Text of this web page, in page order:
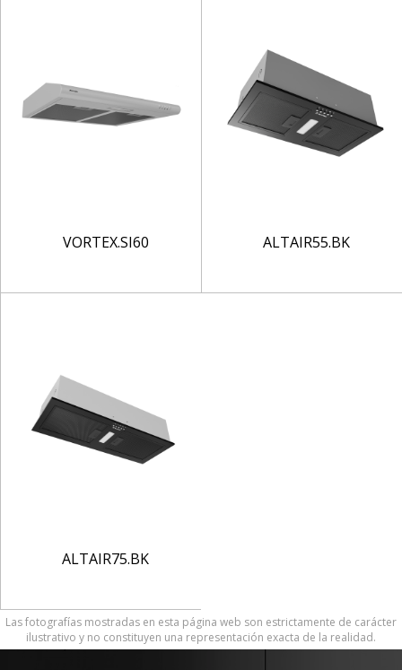
VORTEX.SI60 ALTAIR55.BK
ALTAIR75.BK
Las fotografías mostradas en esta página web son estrictamente de carácter
ilustrativo y no constituyen una representación exacta de la realidad.